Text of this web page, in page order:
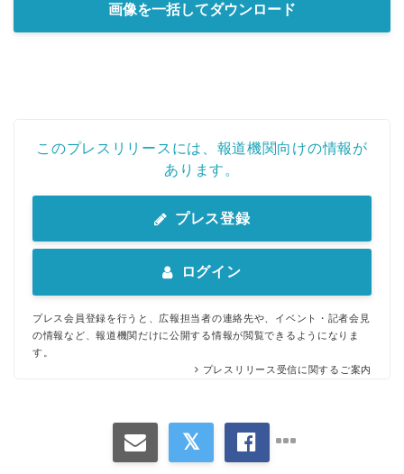
画像を一括してダウンロード
このプレスリリースには、報道機関向けの情報が
あります。
プレス登録
ログイン
プレス会員登録を行うと、広報担当者の連絡先や、イベント・記者会見
の情報など、報道機関だけに公開する情報が閲覧できるようになりま
す。
プレスリリース受信に関するご案内